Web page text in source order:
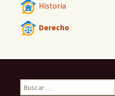
Historia
Derecho
Buscar: